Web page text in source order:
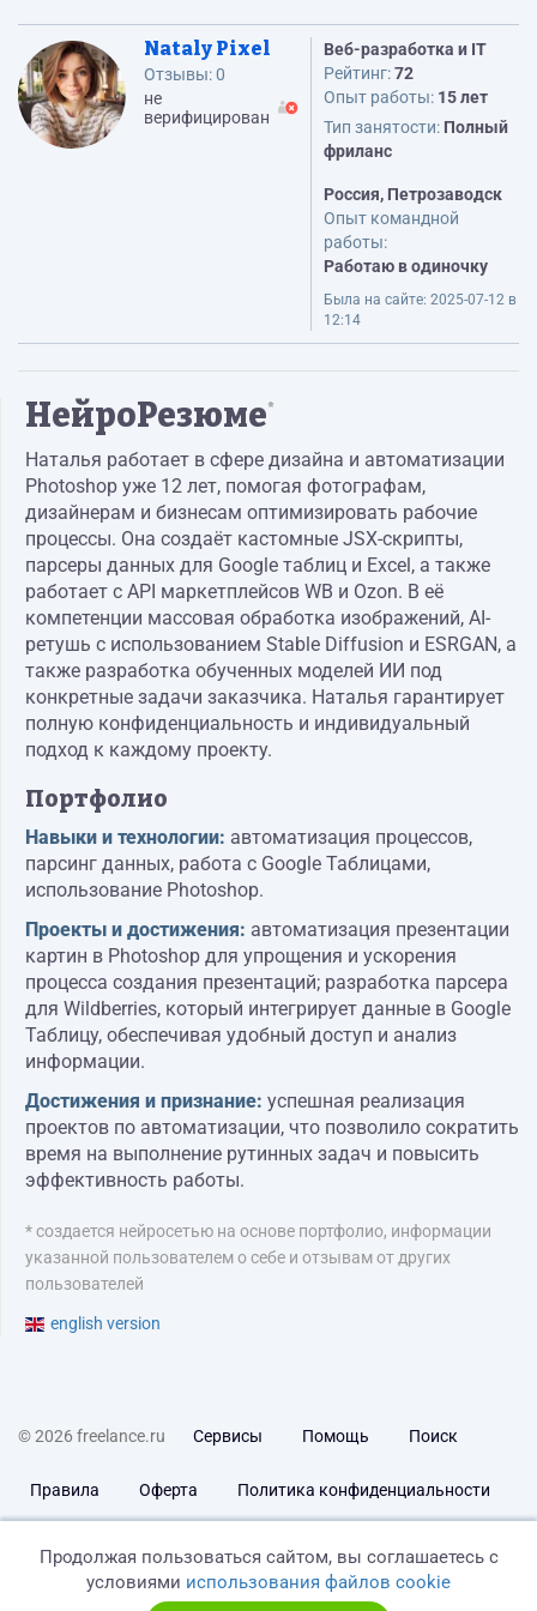
Nataly Pixel
Отзывы:0
не
верифицирован
Веб-разработка и IT
Рейтинг:72
Опыт работы: 15 лет
Тип занятости: Полный
фриланс
Россия, Петрозаводск
Опыт командной
работы:
Работаю в одиночку
Была на сайте: 2025-07-12 в
12:14
НейроРезюме*
Наталья работает в сфере дизайна и автоматизации
Photoshop уже 12 лет, помогая фотографам,
дизайнерам и бизнесам оптимизировать рабочие
процессы. Она создаёт кастомные JSX-скрипты,
парсеры данных для Google таблиц и Excel, а также
работает с API маркетплейсов WB и Ozon. В её
компетенции массовая обработка изображений, AI-
ретушь с использованием Stable Diffusion и ESRGAN, а
также разработка обученных моделей ИИ под
конкретные задачи заказчика. Наталья гарантирует
полную конфиденциальность и индивидуальный
подход к каждому проекту.
Портфолио
Навыки и технологии: автоматизация процессов,
парсинг данных, работа с Google Таблицами,
использование Photoshop.
Проекты и достижения: автоматизация презентации
картин в Photoshop для упрощения и ускорения
процесса создания презентаций; разработка парсера
для Wildberries, который интегрирует данные в Google
Таблицу, обеспечивая удобный доступ и анализ
информации.
Достижения и признание: успешная реализация
проектов по автоматизации, что позволило сократить
время на выполнение рутинных задач и повысить
эффективность работы.
* создается нейросетью на основе портфолио, информации
указанной пользователем о себе и отзывам от других
пользователей
english version
© 2026 freelance.ru Сервисы Помощь Поиск
Правила Оферта Политика конфиденциальности
Продолжая пользоваться сайтом, вы соглашаетесь с
условиями использования файлов cookie